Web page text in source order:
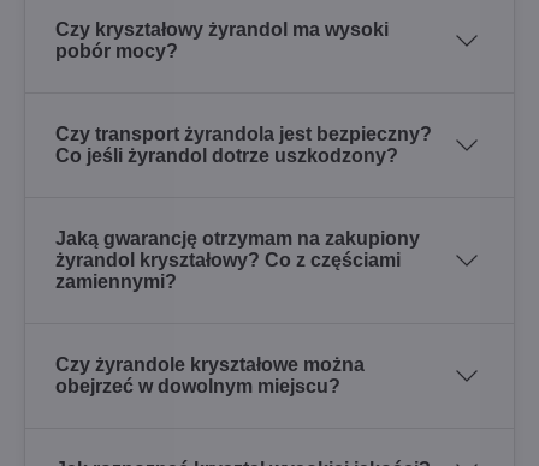
Czy kryształowy żyrandol ma wysoki
pobór mocy?
Czy transport żyrandola jest bezpieczny?
Co jeśli żyrandol dotrze uszkodzony?
Jaką gwarancję otrzymam na zakupiony
żyrandol kryształowy? Co z częściami
zamiennymi?
Czy żyrandole kryształowe można
obejrzeć w dowolnym miejscu?